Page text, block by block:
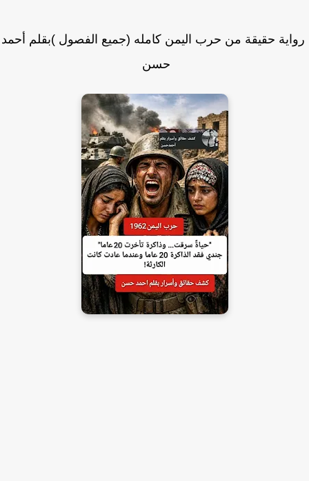
حقيقة من حرب اليمن كامله (جميع الفصول )بقلم أحمد
حسن